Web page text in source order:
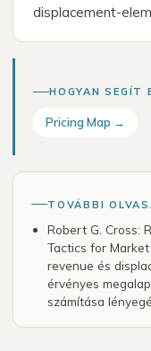
displacement-
HOGYAN SEGÍT
Pricing Map →
TOVÁBBI
Robert G. Cross:
Tactics for
revenue és
érvényes
számítása